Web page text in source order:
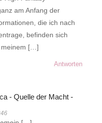
am Anfang der
die ich nach
befinden sich
meinem […]
Antworten
- Quelle der Macht -